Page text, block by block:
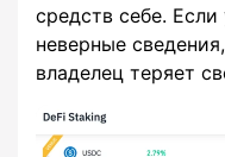
средств себе. Если
неверные
владелец теряет